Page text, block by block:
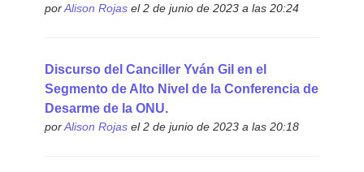
porAlison Rojasel 2 de junio de 2023 a las 20:24
Discurso del Canciller Yván Gil en el
Segmento de Alto Nivel de la Conferencia de
Desarme de la ONU.
porAlison Rojasel 2 de junio de 2023 a las 20:18